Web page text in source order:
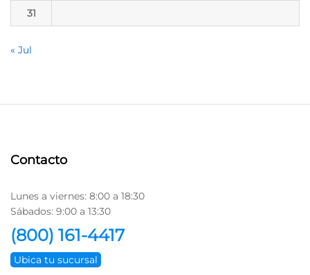
31
« Jul
Contacto
Lunes a viernes: 8:00 a 18:30
Sábados: 9:00 a 13:30
(800) 161-4417
Ubica tu sucursal